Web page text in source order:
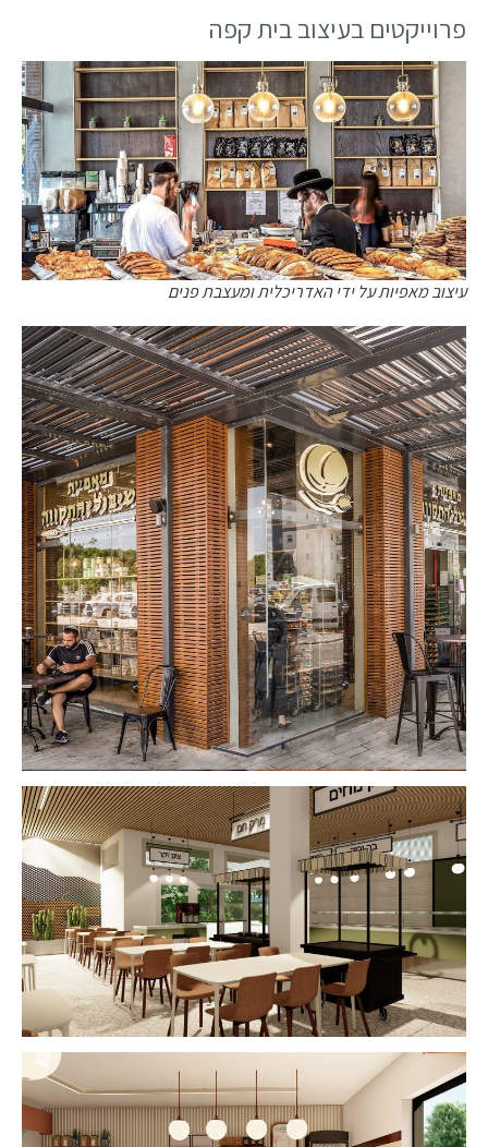
פרוייקטים בעיצוב בית קפה
עיצוב מאפיות על ידי האדריכלית ומעצבת פנים